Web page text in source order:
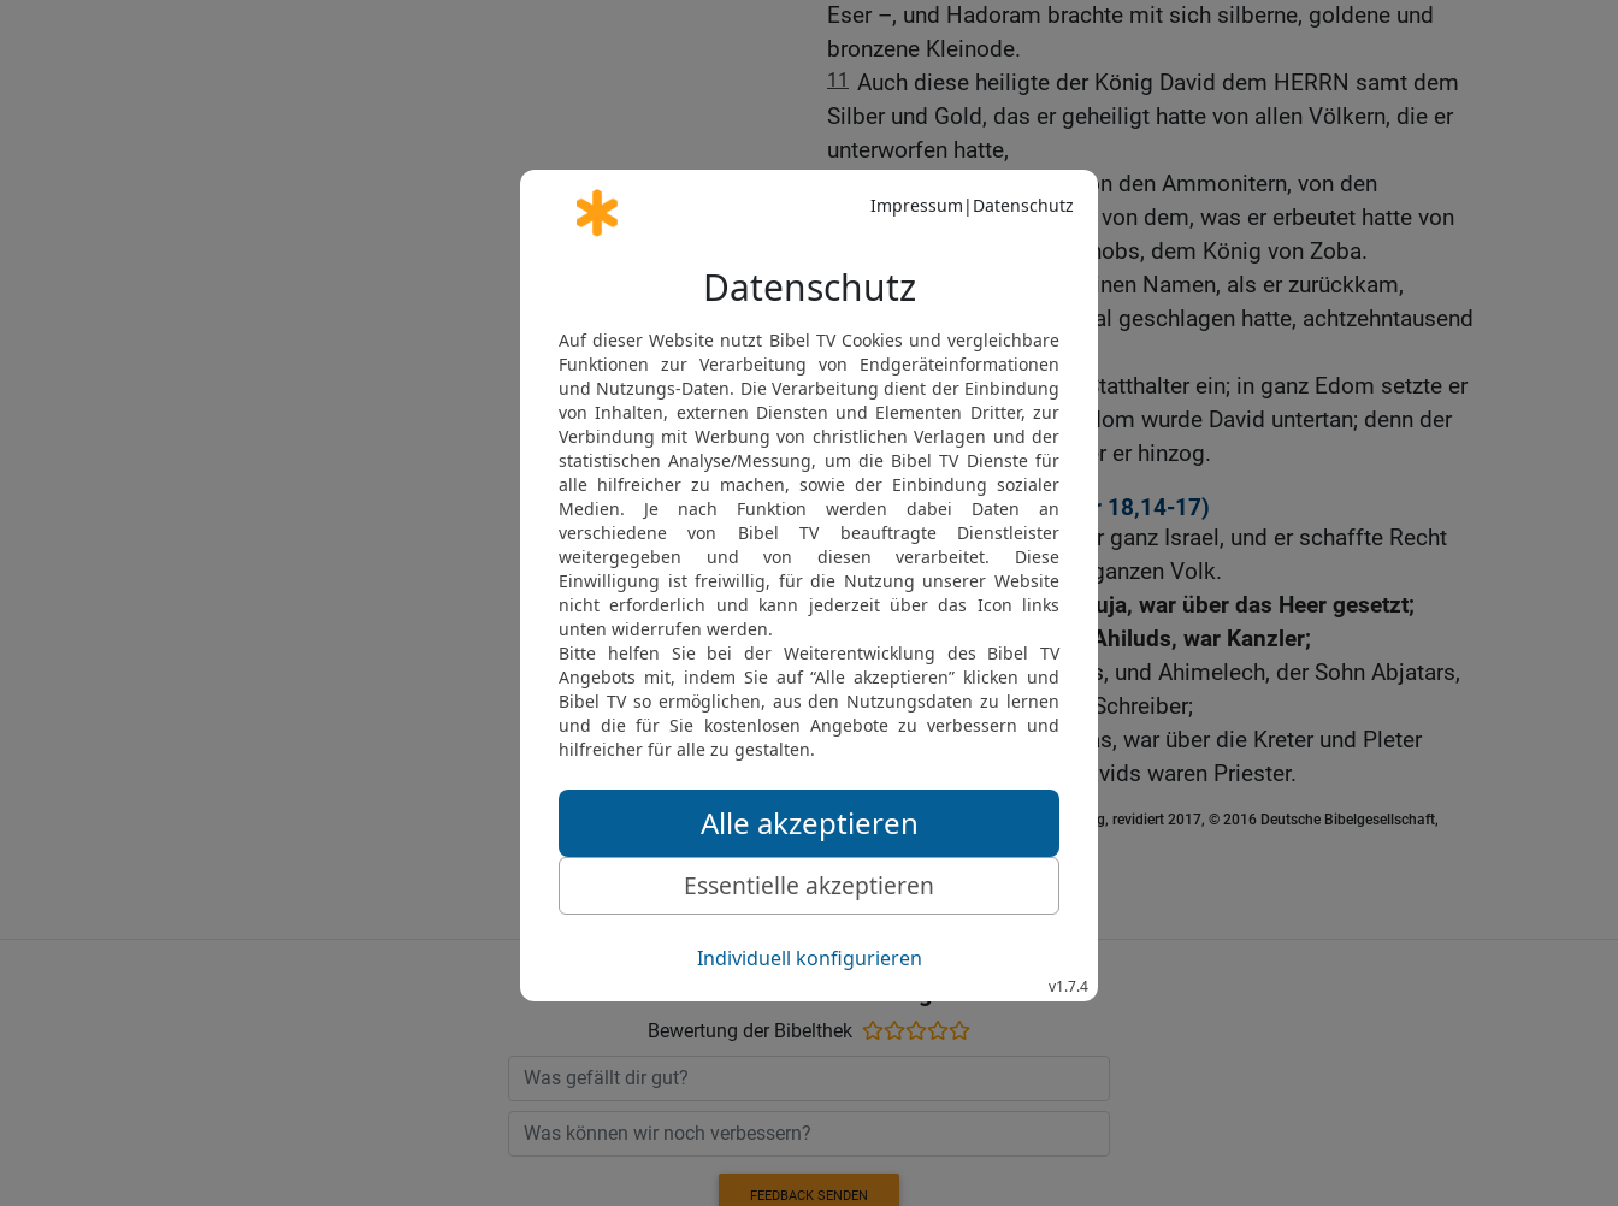
Eser –, und Hadoram brachte mit sich silberne, goldene und
bronzene Kleinode.
11 Auch diese heiligte der König David dem HERRN samt dem
Silber und Gold, das er geheiligt hatte von allen Völkern, die er
unterworfen hatte,
von Aram, von Moab, von den Ammonitern, von den
Philistern, von Amalek und von dem, was er erbeutet hatte von
Hadad-Eser, dem Sohn Rehobs, dem König von Zoba.
13 So machte sich David einen Namen, als er zurückkam,
nachdem er Aram im Salztal geschlagen hatte, achtzehntausend
Mann.
14 Und er setzte in Edom Statthalter ein; in ganz Edom setzte er
Statthalter ein, und ganz Edom wurde David untertan; denn der
HERR half David, wo immer er hinzog.
Davids Beamte (vgl. 1. Chr 18,14-17)
15 So war David König über ganz Israel, und er schaffte Recht
und Gerechtigkeit seinem ganzen Volk.
16 Joab, der Sohn der Zeruja, war über das Heer gesetzt;
Joschafat aber, der Sohn Ahiluds, war Kanzler;
17 Zadok, der Sohn Ahitubs, und Ahimelech, der Sohn Abjatars,
waren Priester; Seraja war Schreiber;
18 Benaja, der Sohn Jojadas, war über die Kreter und Pleter
gesetzt; auch die Söhne Davids waren Priester.
Die Bibel nach Martin Luthers Übersetzung, revidiert 2017, © 2016 Deutsche Bibelgesellschaft,
Bewertung der Bibelthek
FEEDBACK SENDEN